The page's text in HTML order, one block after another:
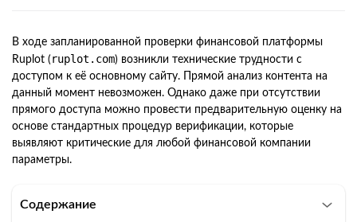
В ходе запланированной проверки финансовой платформы
Ruplot ( ruplot.com) возникли технические трудности с
доступом к её основному сайту. Прямой анализ контента на
данный момент невозможен. Однако даже при отсутствии
прямого доступа можно провести предварительную оценку на
основе стандартных процедур верификации, которые
выявляют критические для любой финансовой компании
параметры.
Содержание